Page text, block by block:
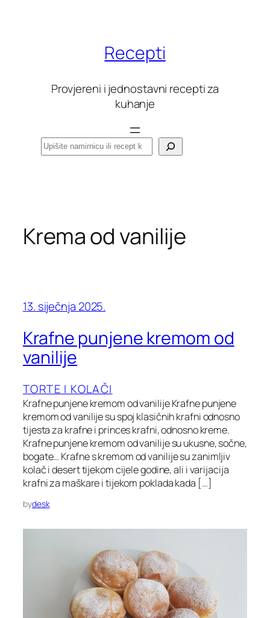
Recepti
Provjereni i jednostavni recepti za
kuhanje
Pretraga
Krema od vanilije
13. siječnja 2025.
Krafne punjene kremom od
vanilije
TORTE I KOLAČI
Krafne punjene kremom od vanilije Krafne punjene
kremom od vanilije su spoj klasičnih krafni odnosno
tijesta za krafne i princes krafni, odnosno kreme.
Krafne punjene kremom od vanilije su ukusne, sočne,
bogate… Krafne s kremom od vanilije su zanimljiv
kolač i desert tijekom cijele godine, ali i varijacija
krafni za maškare i tijekom poklada kada […]
bydesk